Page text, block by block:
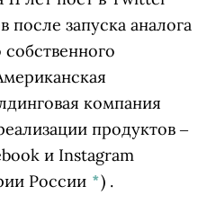
после запуска аналога
компания
продуктов ‒
и Instagram
России *) .